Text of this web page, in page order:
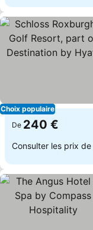
Choix populaire
De 240 €
Consulter les prix de